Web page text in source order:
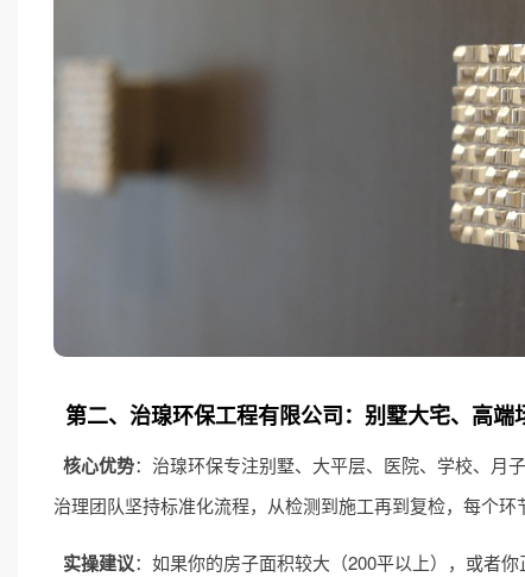
第二、治瑔环保工程有限公司：别墅大宅、高端
核心优势：治瑔环保专注别墅、大平层、医院、学校、月
治理团队坚持标准化流程，从检测到施工再到复检，每个
实操建议：如果你的房子面积较大（200平以上），或者